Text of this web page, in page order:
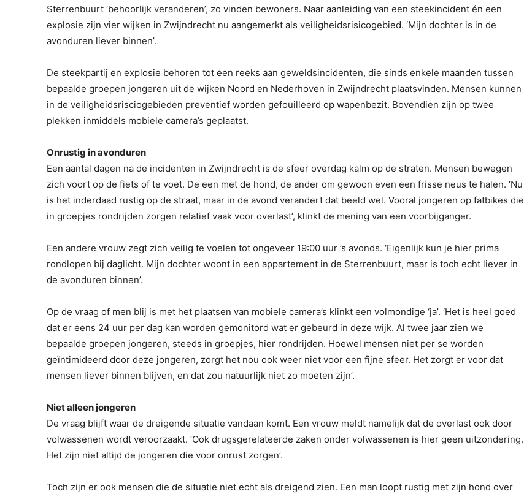
Sterrenbuurt ‘behoorlijk veranderen’, zo vinden bewoners. Naar aanleiding van een steekincident én een
explosie zijn vier wijken in Zwijndrecht nu aangemerkt als veiligheidsrisicogebied. ‘Mijn dochter is in de
avonduren liever binnen’.
De steekpartij en explosie behoren tot een reeks aan geweldsincidenten, die sinds enkele maanden tussen
bepaalde groepen jongeren uit de wijken Noord en Nederhoven in Zwijndrecht plaatsvinden. Mensen kunnen
in de veiligheidsrisciogebieden preventief worden gefouilleerd op wapenbezit. Bovendien zijn op twee
plekken inmiddels mobiele camera’s geplaatst.
Onrustig in avonduren
Een aantal dagen na de incidenten in Zwijndrecht is de sfeer overdag kalm op de straten. Mensen bewegen
zich voort op de fiets of te voet. De een met de hond, de ander om gewoon even een frisse neus te halen. ‘Nu
is het inderdaad rustig op de straat, maar in de avond verandert dat beeld wel. Vooral jongeren op fatbikes die
in groepjes rondrijden zorgen relatief vaak voor overlast’, klinkt de mening van een voorbijganger.
Een andere vrouw zegt zich veilig te voelen tot ongeveer 19:00 uur ’s avonds. ‘Eigenlijk kun je hier prima
rondlopen bij daglicht. Mijn dochter woont in een appartement in de Sterrenbuurt, maar is toch echt liever in
de avonduren binnen’.
Op de vraag of men blij is met het plaatsen van mobiele camera’s klinkt een volmondige ‘ja’. ‘Het is heel goed
dat er eens 24 uur per dag kan worden gemonitord wat er gebeurd in deze wijk. Al twee jaar zien we
bepaalde groepen jongeren, steeds in groepjes, hier rondrijden. Hoewel mensen niet per se worden
geïntimideerd door deze jongeren, zorgt het nou ook weer niet voor een fijne sfeer. Het zorgt er voor dat
mensen liever binnen blijven, en dat zou natuurlijk niet zo moeten zijn’.
Niet alleen jongeren
De vraag blijft waar de dreigende situatie vandaan komt. Een vrouw meldt namelijk dat de overlast ook door
volwassenen wordt veroorzaakt. ‘Ook drugsgerelateerde zaken onder volwassenen is hier geen uitzondering.
Het zijn niet altijd de jongeren die voor onrust zorgen’.
Toch zijn er ook mensen die de situatie niet echt als dreigend zien. Een man loopt rustig met zijn hond over